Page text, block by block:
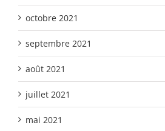
octobre 2021
septembre 2021
août 2021
juillet 2021
mai 2021